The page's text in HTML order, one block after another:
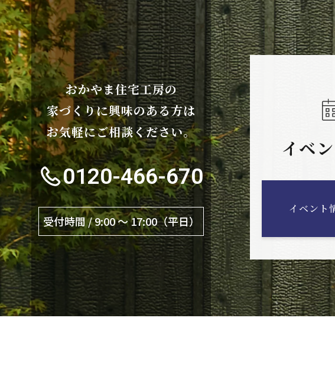
おかやま住宅工房の
家づくりに興味のある方は
お気軽にご相談ください。
0120-466-670
受付時間 / 9:00 〜 17:00（平日）
イベ
イベント